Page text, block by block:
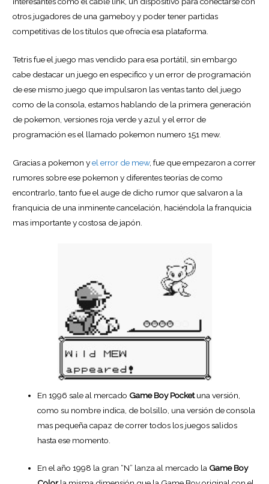
otros jugadores de una gameboy y poder tener partidas
competitivas de los títulos que ofrecía esa plataforma.
Tetris fue el juego mas vendido para esa portátil, sin embargo
cabe destacar un juego en especifico y un error de programación
de ese mismo juego que impulsaron las ventas tanto del juego
como de la consola, estamos hablando de la primera generación
de pokemon, versiones roja verde y azul y el error de
programación es el llamado pokemon numero 151 mew.
Gracias a pokemon yel error de mew, fue que empezaron a correr
rumores sobre ese pokemon y diferentes teorías de como
encontrarlo, tanto fue el auge de dicho rumor que salvaron a la
franquicia de una inminente cancelación, haciéndola la franquicia
mas importante y costosa de japón.
En 1996 sale al mercado Game Boy Pocketuna versión,
como su nombre indica, de bolsillo, una versión de consola
mas pequeña capaz de correr todos los juegos salidos
hasta ese momento.
En el año 1998 la gran “N” lanza al mercado la Game Boy